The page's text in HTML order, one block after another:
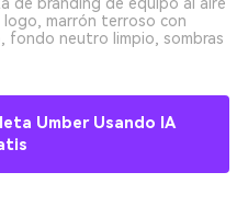
logo, marrón terroso con
neutro limpio, sombras
Umber Usando IA